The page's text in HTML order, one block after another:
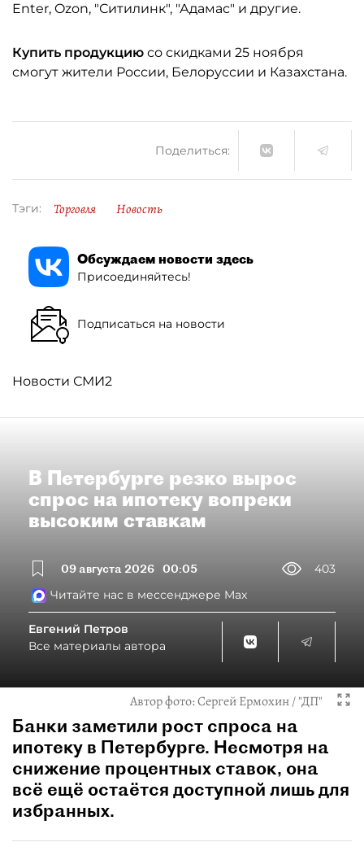
Enter, Ozon, "Ситилинк", "Адамас" и другие.
Купить продукцию со скидками 25 ноября
смогут жители России, Белоруссии и Казахстана.
Поделиться:
Тэги: Торговля Новость
Обсуждаем новости здесь
Присоединяйтесь!
Подписаться на новости
Новости СМИ2
В Петербурге резко вырос
спрос на ипотеку вопреки
высоким ставкам
09 августа 2026 00:05
403
Читайте нас в мессенджере Max
Евгений Петров
Все материалы автора
Автор фото:Сергей Ермохин / "ДП"
Банки заметили рост спроса на
ипотеку в Петербурге. Несмотря на
снижение процентных ставок, она
всё ещё остаётся доступной лишь для
избранных.